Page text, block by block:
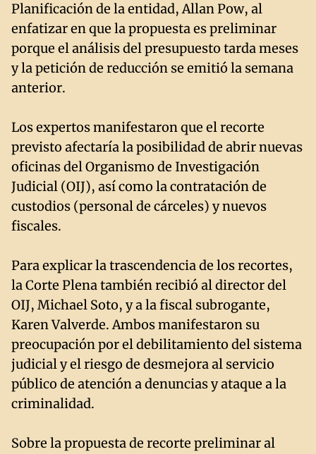
Planificación de la entidad, Allan Pow, al
enfatizar en que la propuesta es preliminar
porque el análisis del presupuesto tarda meses
y la petición de reducción se emitió la semana
anterior.
Los expertos manifestaron que el recorte
previsto afectaría la posibilidad de abrir nuevas
oficinas del Organismo de Investigación
Judicial (OIJ), así como la contratación de
custodios (personal de cárceles) y nuevos
fiscales.
Para explicar la trascendencia de los recortes,
la Corte Plena también recibió al director del
OIJ, Michael Soto, y a la fiscal subrogante,
Karen Valverde. Ambos manifestaron su
preocupación por el debilitamiento del sistema
judicial y el riesgo de desmejora al servicio
público de atención a denuncias y ataque a la
criminalidad.
Sobre la propuesta de recorte preliminar al